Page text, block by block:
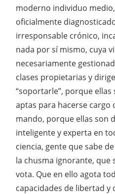
moderno individuo
oficialmente
irresponsable crónico,
nada por sí mismo, cuya
necesariamente
clases propietarias y
“soportarle”, porque
aptas para hacerse cargo
mando, porque ellas son
inteligente y experta en
ciencia, gente que sabe
la chusma ignorante, que
vota. Que en ello agota
capacidades de libertad y